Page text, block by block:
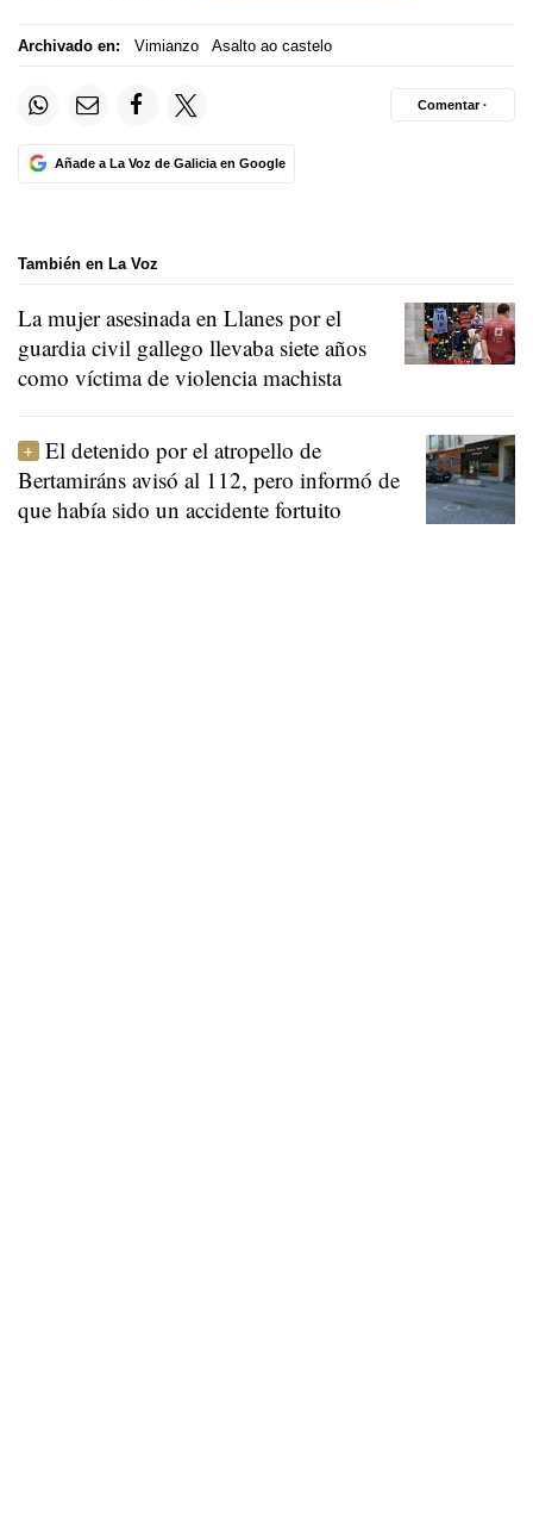
Archivado en: Vimianzo Asalto ao castelo
Añade a La Voz de Galicia en Google
Comentar ·
También en La Voz
La mujer asesinada en Llanes por el
guardia civil gallego llevaba siete años
como víctima de violencia machista
El detenido por el atropello de
Bertamiráns avisó al 112, pero informó de
que había sido un accidente fortuito